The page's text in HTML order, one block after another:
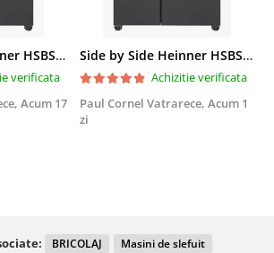
Side by Side Heinner HSBS-HM439NFINVDGWDE++, Total No Frost, Compresor Inverter, Dozator Apa, Display Touch LED, 439 L, Clasa E, Gri Antracit Texturat
verificata
Acum 17
Side by Side Heinner HSBS-HM439NFINVDGWDE++, Total No Frost, Compresor Inverter, Dozator Apa, Display Touch LED, 439 L, Clasa E, Gri Antracit Texturat
Achizitie verificata
Paul Cornel Vatrarece, Acum 1
zi
BRICOLAJ Masini de slefuit